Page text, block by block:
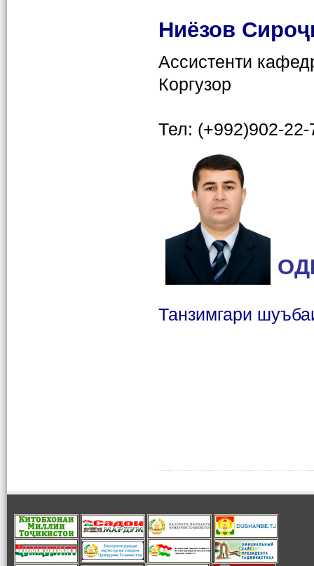
Ниёзов Сиро
Ассистенти
Коргузор
Тел: (+992)902-22-
Танзимгари